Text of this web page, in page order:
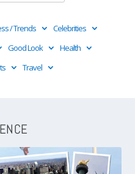
/ Trends
Celebrities
Good Look
Health
Travel